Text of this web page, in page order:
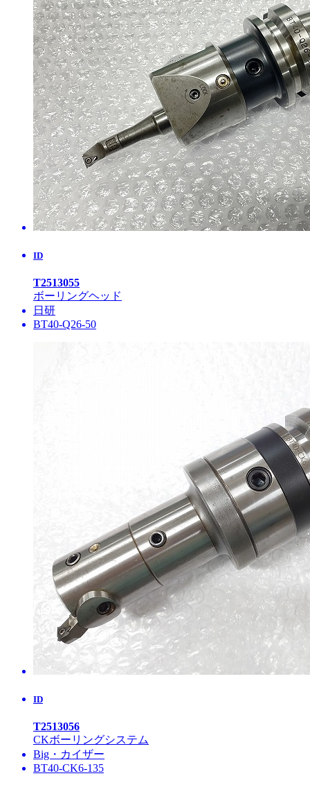
ID
T2513055
ボーリングヘッド
日研
BT40-Q26-50
ID
T2513056
CKボーリングシステム
Big・カイザー
BT40-CK6-135